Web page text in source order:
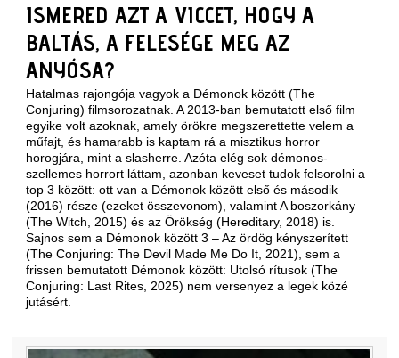
ISMERED AZT A VICCET, HOGY A
BALTÁS, A FELESÉGE MEG AZ
ANYÓSA?
Hatalmas rajongója vagyok a Démonok között (The
Conjuring) filmsorozatnak. A 2013-ban bemutatott első film
egyike volt azoknak, amely örökre megszerettette velem a
műfajt, és hamarabb is kaptam rá a misztikus horror
horogjára, mint a slasherre. Azóta elég sok démonos-
szellemes horrort láttam, azonban keveset tudok felsorolni a
top 3 között: ott van a Démonok között első és második
(2016) része (ezeket összevonom), valamint A boszorkány
(The Witch, 2015) és az Örökség (Hereditary, 2018) is.
Sajnos sem a Démonok között 3 – Az ördög kényszerített
(The Conjuring: The Devil Made Me Do It, 2021), sem a
frissen bemutatott Démonok között: Utolsó rítusok (The
Conjuring: Last Rites, 2025) nem versenyez a legek közé
jutásért.